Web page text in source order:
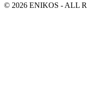
© 2026 ENIKOS - ALL